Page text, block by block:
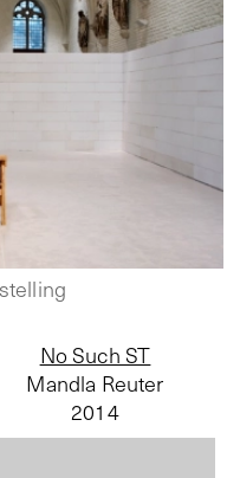
No Such ST
Mandla Reuter
2014